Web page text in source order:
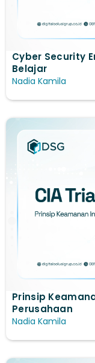
Cyber Security
Belajar
Nadia Kamila
Prinsip
Perusahaan
Nadia Kamila